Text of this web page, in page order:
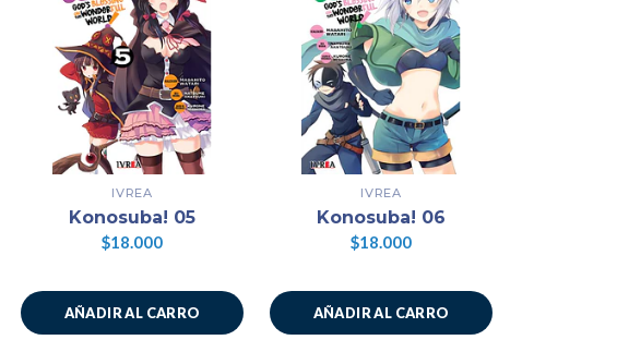
IVREA
Konosuba! 05
$18.000
AÑADIR AL CARRO
IVREA
Konosuba! 06
$18.000
AÑADIR AL CARRO